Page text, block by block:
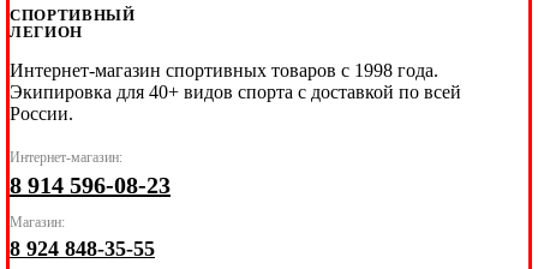
СПОРТИВНЫЙ
ЛЕГИОН
Интернет-магазин спортивных товаров с 1998 года.
Экипировка для 40+ видов спорта с доставкой по всей
России.
Интернет-магазин:
8 914 596-08-23
Магазин:
8 924 848-35-55